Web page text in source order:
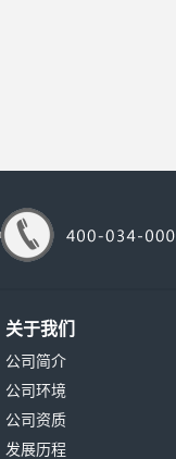
关于我们
公司简介
公司环境
公司资质
发展历程